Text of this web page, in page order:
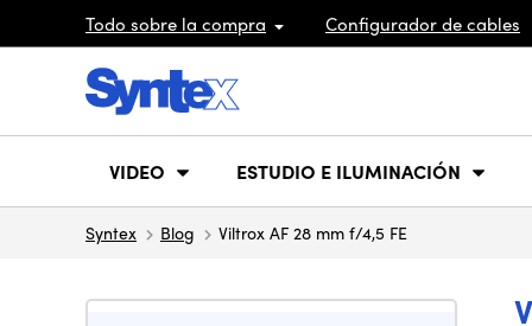
Todo sobre la compra Configurador de cables
VIDEO ESTUDIO E ILUMINACIÓN
Syntex Blog Viltrox AF 28 mm f/4,5 FE